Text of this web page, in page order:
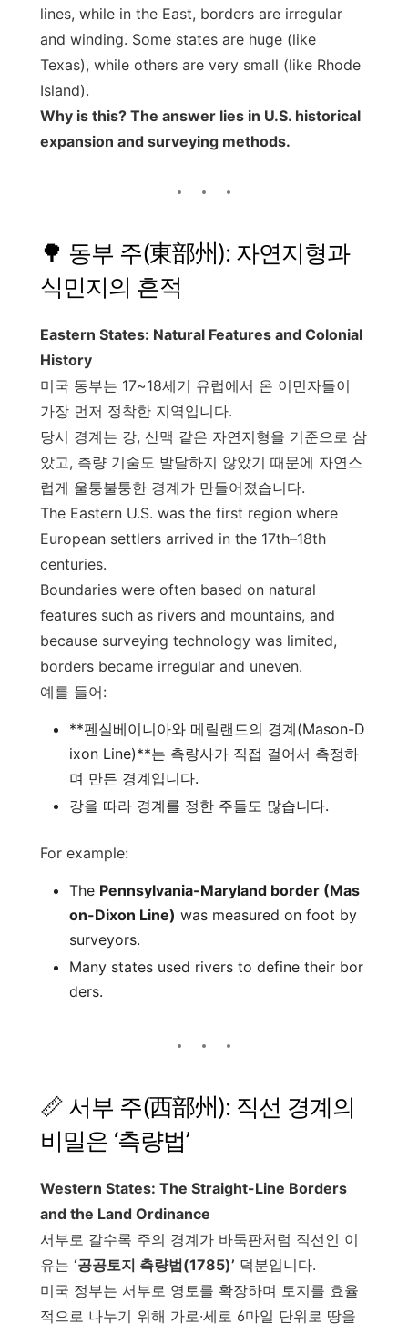
lines, while in the East, borders are irregular
and winding. Some states are huge (like
Texas), while others are very small (like Rhode
Island).
Why is this? The answer lies in U.S. historical
expansion and surveying methods.
🌳 동부 주(東部州): 자연지형과
식민지의 흔적
Eastern States: Natural Features and Colonial
History
미국 동부는 17~18세기 유럽에서 온 이민자들이
가장 먼저 정착한 지역입니다.
당시 경계는 강, 산맥 같은 자연지형을 기준으로 삼
았고, 측량 기술도 발달하지 않았기 때문에 자연스
럽게 울퉁불퉁한 경계가 만들어졌습니다.
The Eastern U.S. was the first region where
European settlers arrived in the 17th–18th
centuries.
Boundaries were often based on natural
features such as rivers and mountains, and
because surveying technology was limited,
borders became irregular and uneven.
예를 들어:
**펜실베이니아와 메릴랜드의 경계(Mason-D
ixon Line)**는 측량사가 직접 걸어서 측정하
며 만든 경계입니다.
강을 따라 경계를 정한 주들도 많습니다.
For example:
The Pennsylvania-Maryland border (Mas
on-Dixon Line) was measured on foot by
surveyors.
Many states used rivers to define their bor
ders.
📏 서부 주(西部州): 직선 경계의
비밀은 ‘측량법’
Western States: The Straight-Line Borders
and the Land Ordinance
서부로 갈수록 주의 경계가 바둑판처럼 직선인 이
유는 ‘공공토지 측량법(1785)’ 덕분입니다.
미국 정부는 서부로 영토를 확장하며 토지를 효율
적으로 나누기 위해 가로·세로 6마일 단위로 땅을